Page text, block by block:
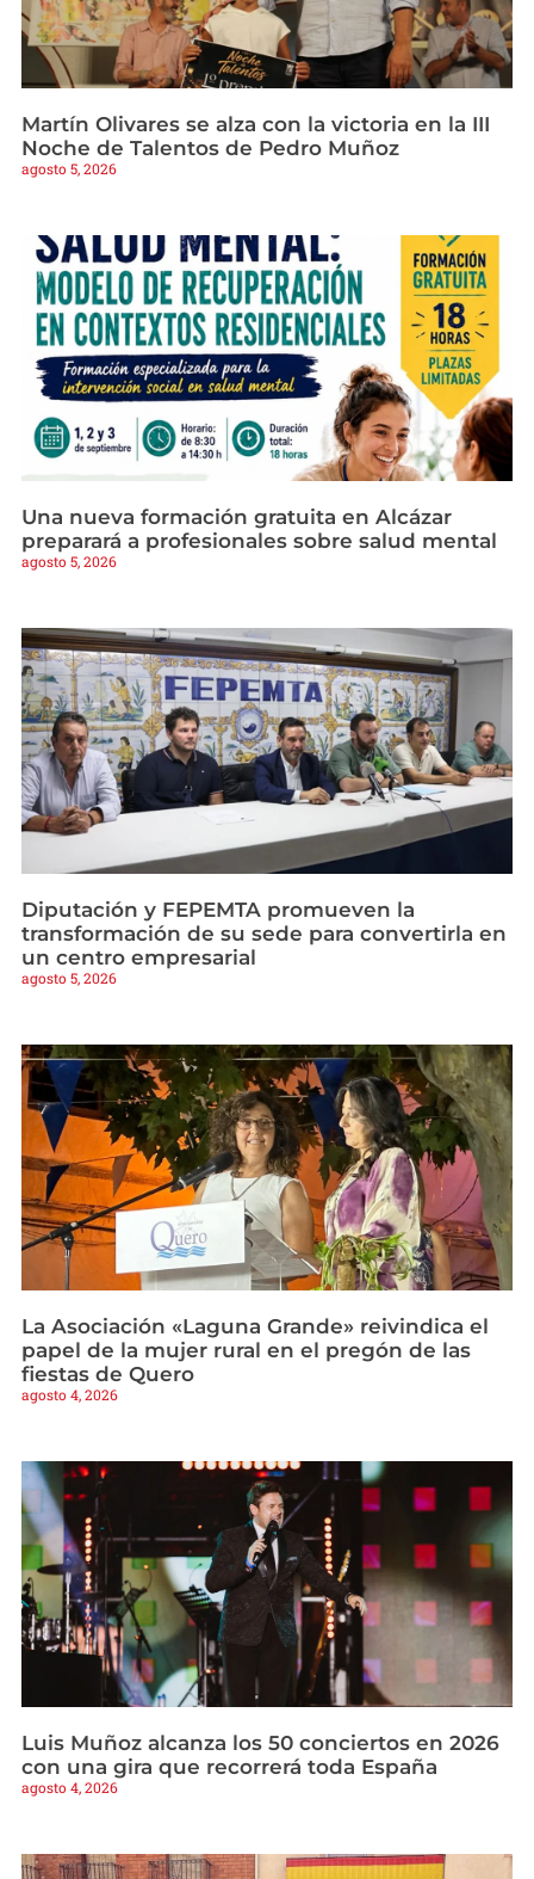
Martín Olivares se alza con la victoria en la III
Noche de Talentos de Pedro Muñoz
agosto 5, 2026
Una nueva formación gratuita en Alcázar
preparará a profesionales sobre salud mental
agosto 5, 2026
Diputación y FEPEMTA promueven la
transformación de su sede para convertirla en
un centro empresarial
agosto 5, 2026
La Asociación «Laguna Grande» reivindica el
papel de la mujer rural en el pregón de las
fiestas de Quero
agosto 4, 2026
Luis Muñoz alcanza los 50 conciertos en 2026
con una gira que recorrerá toda España
agosto 4, 2026